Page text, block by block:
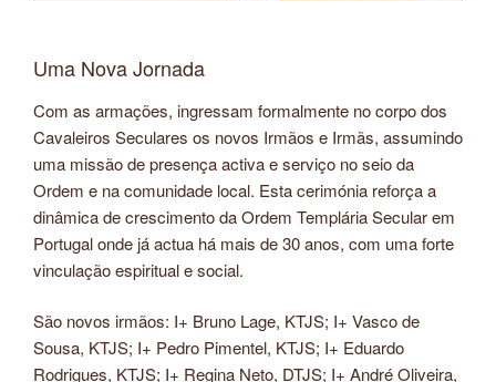
Uma Nova Jornada
Com as armações, ingressam formalmente no corpo dos
Cavaleiros Seculares os novos Irmãos e Irmãs, assumindo
uma missão de presença activa e serviço no seio da
Ordem e na comunidade local. Esta cerimónia reforça a
dinâmica de crescimento da Ordem Templária Secular em
Portugal onde já actua há mais de 30 anos, com uma forte
vinculação espiritual e social.
São novos irmãos: I+ Bruno Lage, KTJS; I+ Vasco de
Sousa, KTJS; I+ Pedro Pimentel, KTJS; I+ Eduardo
Rodrigues, KTJS; I+ Regina Neto, DTJS; I+ André Oliveira,